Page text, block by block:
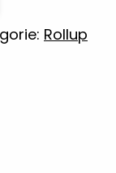
Rollup